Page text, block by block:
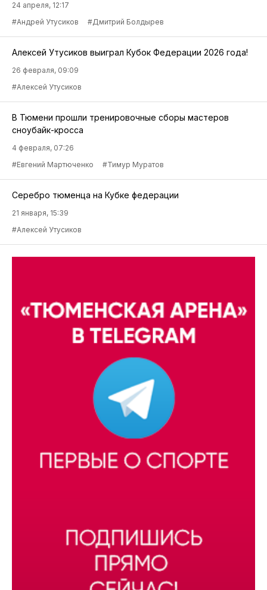
24 апреля, 12:17
#Андрей Утусиков
#Дмитрий Болдырев
Алексей Утусиков выиграл Кубок Федерации 2026 года!
26 февраля, 09:09
#Алексей Утусиков
В Тюмени прошли тренировочные сборы мастеров
сноубайк-кросса
4 февраля, 07:26
#Евгений Мартюченко
#Тимур Муратов
Серебро тюменца на Кубке федерации
21 января, 15:39
#Алексей Утусиков